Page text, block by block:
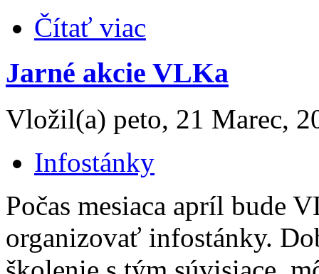
Čítať viac
Jarné akcie VLKa
Vložil(a) peto, 21 Marec,
Infostánky
Počas mesiaca apríl bude
organizovať infostánky.